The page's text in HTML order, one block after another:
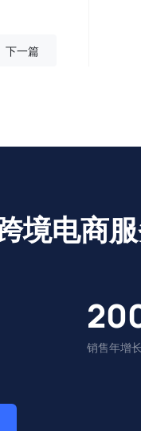
下一篇
境电商
销售年增长